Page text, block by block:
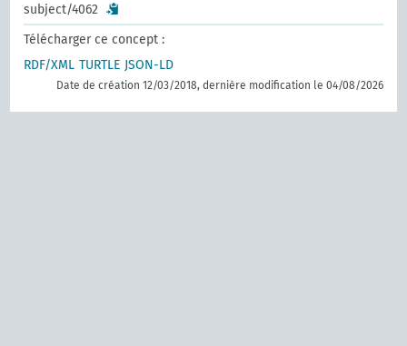
subject/4062
Télécharger ce concept :
RDF/XML TURTLE JSON-LD
Date de création 12/03/2018, dernière modification le 04/08/2026